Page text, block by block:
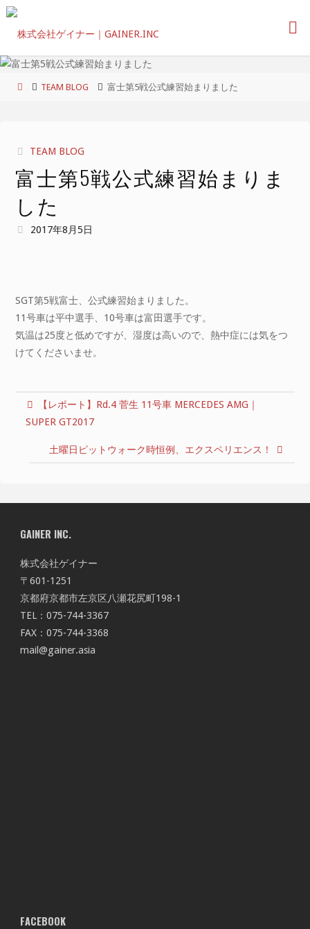
コ
ン
ホ
TEAM BLOG 富士第5戦公式練習始まりました
TEAM BLOG
富士第5戦公式練習始まりま
した
2017年8月5日
SGT第5戦富士、公式練習始まりました。
11号車は平中選手、10号車は富田選手です。
気温は25度と低めですが、湿度は高いので、熱中症には気をつ
けてくださいませ。
【レポート】Rd.4 菅生 11号車 MERCEDES AMG｜
SUPER GT2017
土曜日ピットウォーク時恒例、エクスペリエンス！
GAINER INC.
株式会社ゲイナー
〒601-1251
京都府京都市左京区八瀬花尻町198-1
TEL：075-744-3367
FAX：075-744-3368
mail@gainer.asia
FACEBOOK